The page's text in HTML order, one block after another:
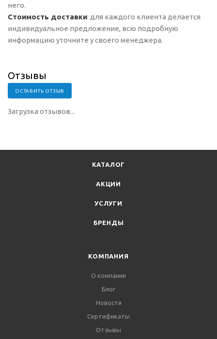
него.
Стоимость доставки: для каждого клиента делается
индивидуальное предложение, всю подробную
информацию уточните у своего менеджера.
Отзывы
ОСТАВИТЬ ОТЗЫВ
Загрузка отзывов...
КАТАЛОГ
АКЦИИ
УСЛУГИ
БРЕНДЫ
КОМПАНИЯ
О компании
Блог
Новости
Сертификаты
Отзывы